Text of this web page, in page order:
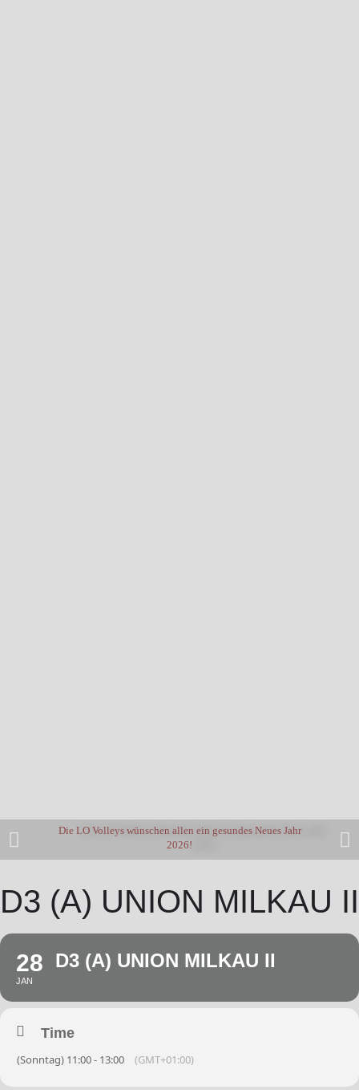
Die LO Volleys wünschen allen ein gesundes Neues Jahr
2026!
D3 (A) UNION MILKAU II
28
JAN
D3 (A) UNION MILKAU II
Time
(Sonntag) 11:00 - 13:00 (GMT+01:00)